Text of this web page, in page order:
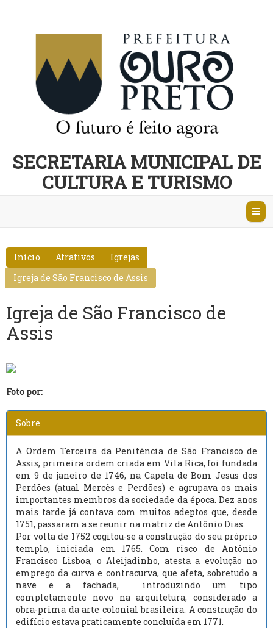
SECRETARIA MUNICIPAL DE
CULTURA E TURISMO
Início Atrativos
Igrejas
Igreja de São Francisco de Assis
Igreja de São Francisco de
Assis
Foto por:
Sobre
A Ordem Terceira da Penitência de São Francisco de
Assis, primeira ordem criada em Vila Rica, foi fundada
em 9 de janeiro de 1746, na Capela de Bom Jesus dos
Perdões (atual Mercês e Perdões) e agrupava os mais
importantes membros da sociedade da época. Dez anos
mais tarde já contava com muitos adeptos que, desde
1751, passaram a se reunir na matriz de Antônio Dias.
Por volta de 1752 cogitou-se a construção do seu próprio
templo, iniciada em 1765. Com risco de Antônio
Francisco Lisboa, o Aleijadinho, atesta a evolução no
emprego da curva e contracurva, que afeta, sobretudo a
nave e a fachada, introduzindo um tipo
completamente novo na arquitetura, considerado a
obra-prima da arte colonial brasileira. A construção do
edifício estava praticamente concluída em 1771.